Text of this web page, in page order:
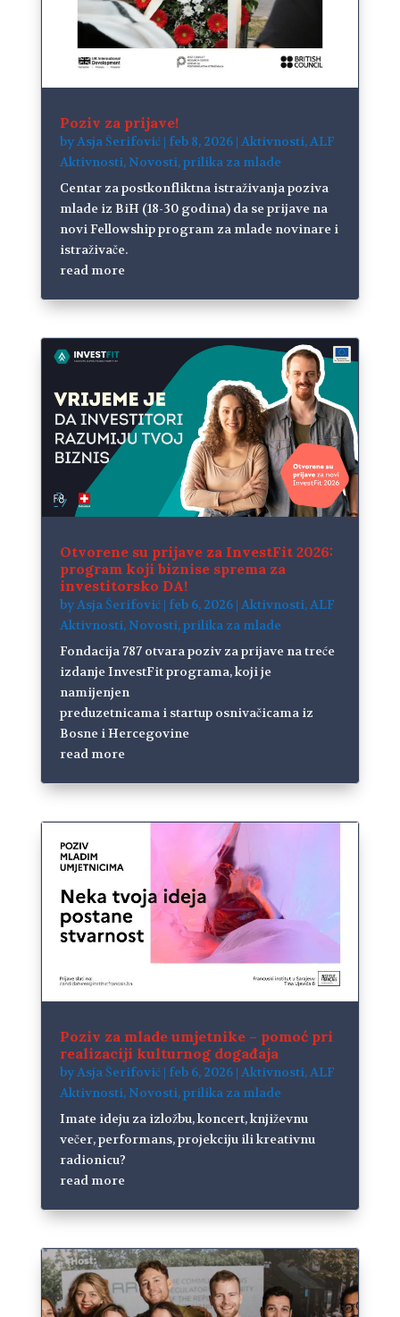
Poziv za prijave!
byAsja Šerifović| feb 8, 2026| Aktivnosti, ALF
Aktivnosti, Novosti,prilika za mlade
Centar za postkonfliktna istraživanja poziva
mlade iz BiH (18​-30 godina) da se prijave na​
novi ​F​ellowship program za mlade novinare i
istraživače.
read more
Otvorene su prijave za InvestFit 2026:
program koji biznise sprema za
investitorsko DA!
byAsja Šerifović| feb 6, 2026| Aktivnosti,ALF
Aktivnosti, Novosti,prilika za mlade
Fondacija 787 otvara poziv za prijave na treće
izdanje InvestFit programa, koji je
namijenjen
preduzetnicama i startup osnivačicama iz
Bosne i Hercegovine
read more
Poziv za mlade umjetnike – pomoć pri
realizaciji kulturnog događaja
byAsja Šerifović| feb 6, 2026| Aktivnosti,ALF
Aktivnosti, Novosti,prilika za mlade
Imate ideju za izložbu, koncert, književnu
večer, performans, projekciju ili kreativnu
radionicu?
read more